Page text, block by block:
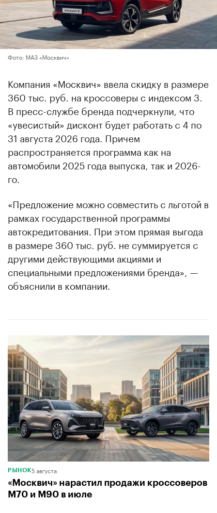
Фото: МАЗ «Москвич»
Компания «Москвич» ввела скидку в размере
360 тыс. руб. на кроссоверы с индексом 3.
В пресс-службе бренда подчеркнули, что
«увесистый» дисконт будет работать с 4 по
31 августа 2026 года. Причем
распространяется программа как на
автомобили 2025 года выпуска, так и 2026-
го.
«Предложение можно совместить с льготой в
рамках государственной программы
автокредитования. При этом прямая выгода
в размере 360 тыс. руб. не суммируется с
другими действующими акциями и
специальными предложениями бренда», —
объяснили в компании.
00:00 / 00:00
РЫНОК5 августа
«Москвич» нарастил продажи кроссоверов
М70 и М90 в июле